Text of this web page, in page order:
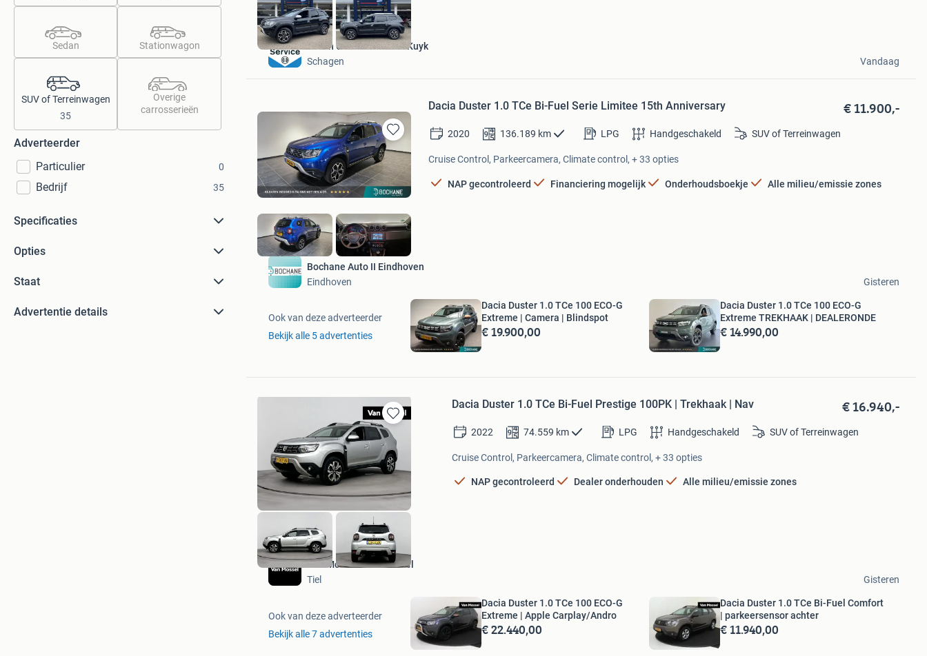
Sedan Stationwagon
SUV of Terreinwagen
35
Overige
carrosserieën
Adverteerder
Particulier
0
Bedrijf 35
Specificaties
Opties
Staat
Advertentie details
Bosch Car Service Van Kuyk
Schagen
Vandaag
Bewaren
in
Mijn
Favorieten
Dacia Duster 1.0 TCe Bi-Fuel Serie Limitee 15th Anniversary € 11.900,-
2020 136.189 km LPG Handgeschakeld SUV of Terreinwagen
Cruise Control, Parkeercamera, Climate control, + 33 opties
NAP gecontroleerd Financiering mogelijk Onderhoudsboekje Alle milieu/emissie zones
Bochane Auto II Eindhoven
Eindhoven
Gisteren
Ook van deze adverteerder
Bekijk alle 5 advertenties
Dacia Duster 1.0 TCe 100 ECO-G
Extreme | Camera | Blindspot
€ 19.900,00
Dacia Duster 1.0 TCe 100 ECO-G
Extreme TREKHAAK | DEALERONDE
€ 14.990,00
Bewaren
in
Mijn
Favorieten
Dacia Duster 1.0 TCe Bi-Fuel Prestige 100PK | Trekhaak | Nav € 16.940,-
2022 74.559 km LPG Handgeschakeld SUV of Terreinwagen
Cruise Control, Parkeercamera, Climate control, + 33 opties
NAP gecontroleerd Dealer onderhouden Alle milieu/emissie zones
Van Mossel Renault Tiel
Tiel
Gisteren
Ook van deze adverteerder
Bekijk alle 7 advertenties
Dacia Duster 1.0 TCe 100 ECO-G
Extreme | Apple Carplay/Andro
€ 22.440,00
Dacia Duster 1.0 TCe Bi-Fuel Comfort
| parkeersensor achter
€ 11.940,00